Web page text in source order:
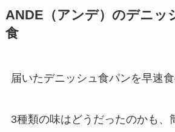
ANDE（アンデ）のデニッ
食
届いたデニッシュ食パンを早速食
3種類の味はどうだったのかも、